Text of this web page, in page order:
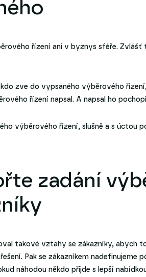
řízení ani v byznys sféře. Zvlášť
zve do vypsaného výběrového
řízení napsal. A napsal ho
výběrového řízení, slušně a s úctou
zadání
takové vztahy se zákazníky, abych
Pak se zákazníkem nadefinujeme
náhodou někdo přijde s lepší